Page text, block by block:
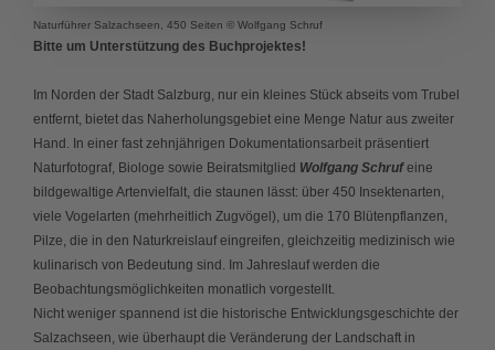
Naturführer Salzachseen, 450 Seiten © Wolfgang Schruf
Bitte um Unterstützung des Buchprojektes!
Im Norden der Stadt Salzburg, nur ein kleines Stück abseits vom Trubel
entfernt, bietet das Naherholungsgebiet eine Menge Natur aus zweiter
Hand. In einer fast zehnjährigen Dokumentationsarbeit präsentiert
Naturfotograf, Biologe sowie Beiratsmitglied Wolfgang Schrufeine
bildgewaltige Artenvielfalt, die staunen lässt: über 450 Insektenarten,
viele Vogelarten (mehrheitlich Zugvögel), um die 170 Blütenpflanzen,
Pilze, die in den Naturkreislauf eingreifen, gleichzeitig medizinisch wie
kulinarisch von Bedeutung sind. Im Jahreslauf werden die
Beobachtungsmöglichkeiten monatlich vorgestellt.
Nicht weniger spannend ist die historische Entwicklungsgeschichte der
Salzachseen, wie überhaupt die Veränderung der Landschaft in